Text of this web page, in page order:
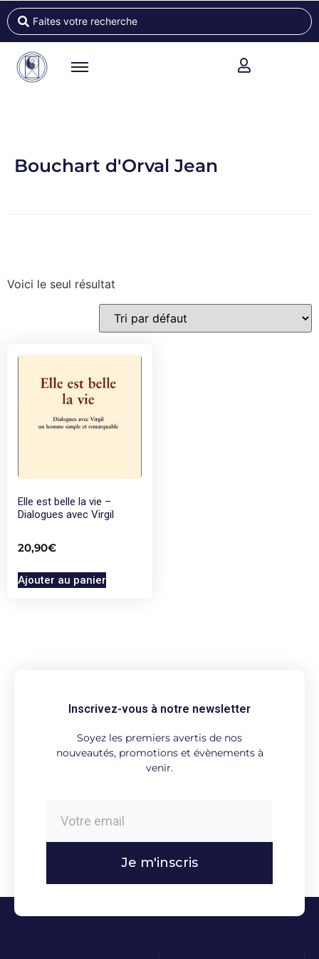
Bouchart d'Orval Jean
Voici le seul résultat
Elle est belle la vie –
Dialogues avec Virgil
20,90€
Ajouter au panier
Inscrivez-vous à notre newsletter
Soyez les premiers avertis de nos
nouveautés, promotions et évènements à
venir.
Je m'inscris